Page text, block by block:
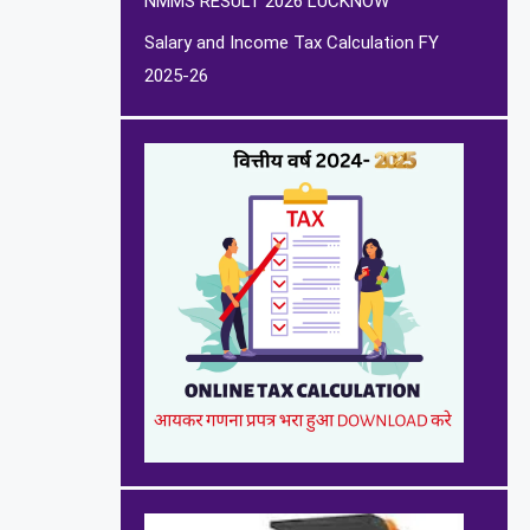
Salary and Income Tax Calculation FY
2025-26